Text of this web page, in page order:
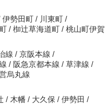
伊勢田町 / 川東町 /
/ 椥辻草海道町 / 桃山町伊賀
線 / 京阪本線 /
/ 阪急京都本線 / 草津線 /
烏丸線
/ 木幡 / 大久保 / 伊勢田 /